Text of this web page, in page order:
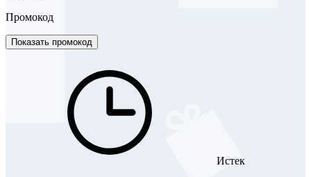
Промокод
Показать промокод
Истек